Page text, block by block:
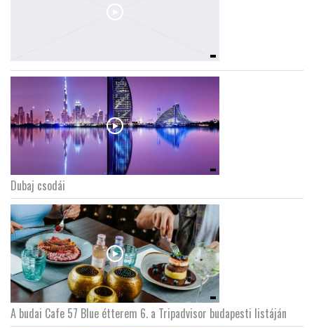
GLOBOZSARU
DOBRAVERO.HU
LATIMO.HU
GLOBOBOOK
Dubaj csodái
A budai Cafe 57 Blue étterem 6. a Tripadvisor budapesti listáján